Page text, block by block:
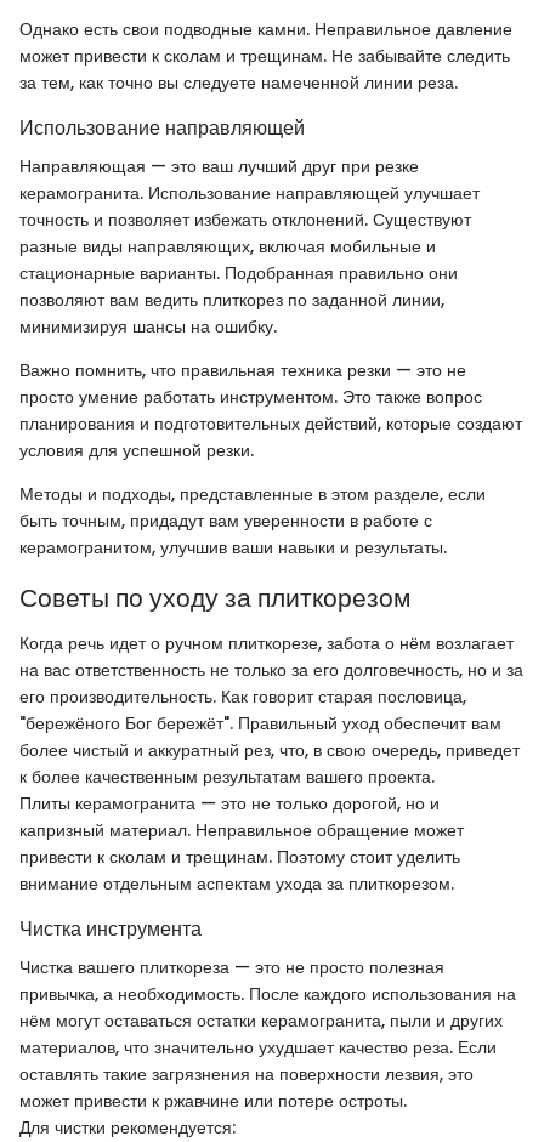
Однако есть свои подводные камни. Неправильное давление
может привести к сколам и трещинам. Не забывайте следить
за тем, как точно вы следуете намеченной линии реза.
Использование направляющей
Направляющая — это ваш лучший друг при резке
керамогранита. Использование направляющей улучшает
точность и позволяет избежать отклонений. Существуют
разные виды направляющих, включая мобильные и
стационарные варианты. Подобранная правильно они
позволяют вам ведить плиткорез по заданной линии,
минимизируя шансы на ошибку.
Важно помнить, что правильная техника резки — это не
просто умение работать инструментом. Это также вопрос
планирования и подготовительных действий, которые создают
условия для успешной резки.
Методы и подходы, представленные в этом разделе, если
быть точным, придадут вам уверенности в работе с
керамогранитом, улучшив ваши навыки и результаты.
Советы по уходу за плиткорезом
Когда речь идет о ручном плиткорезе, забота о нём возлагает
на вас ответственность не только за его долговечность, но и за
его производительность. Как говорит старая пословица,
"бережёного Бог бережёт". Правильный уход обеспечит вам
более чистый и аккуратный рез, что, в свою очередь, приведет
к более качественным результатам вашего проекта.
Плиты керамогранита — это не только дорогой, но и
капризный материал. Неправильное обращение может
привести к сколам и трещинам. Поэтому стоит уделить
внимание отдельным аспектам ухода за плиткорезом.
Чистка инструмента
Чистка вашего плиткореза — это не просто полезная
привычка, а необходимость. После каждого использования на
нём могут оставаться остатки керамогранита, пыли и других
материалов, что значительно ухудшает качество реза. Если
оставлять такие загрязнения на поверхности лезвия, это
может привести к ржавчине или потере остроты.
Для чистки рекомендуется: